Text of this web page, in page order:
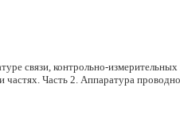
связи, контрольно-
Часть 2. Аппаратура